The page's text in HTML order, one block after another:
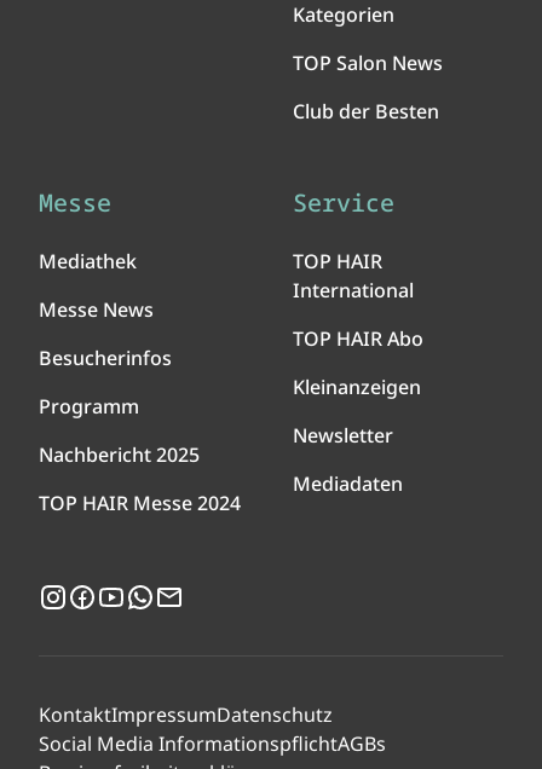
Kategorien
TOP Salon News
Club der Besten
Messe
Mediathek
Messe News
Besucherinfos
Programm
Nachbericht 2025
TOP HAIR Messe 2024
Service
TOP HAIR
International
TOP HAIR Abo
Kleinanzeigen
Newsletter
Mediadaten
Instagram
Facebook
YouTubeWhatsApp
KontaktImpressumDatenschutz
Social Media InformationspflichtAGBs